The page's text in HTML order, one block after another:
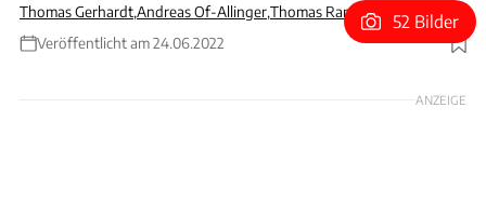
Thomas Gerhardt,Andreas Of-Allinger,Thomas Ranki-Harloff
Veröffentlicht am 24.06.2022
Foto: Rossen Gargolov
52 Bilder
ANZEIGE